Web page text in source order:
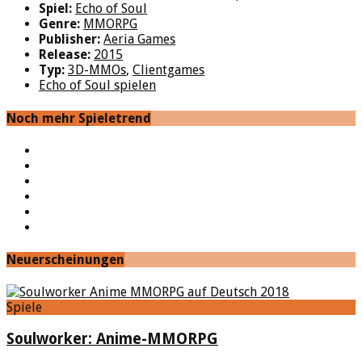
Spiel: Echo of Soul
Genre: MMORPG
Publisher: Aeria Games
Release: 2015
Typ: 3D-MMOs, Clientgames
Echo of Soul spielen
Noch mehr Spieletrend
Neuerscheinungen
Spiele
Soulworker: Anime-MMORPG